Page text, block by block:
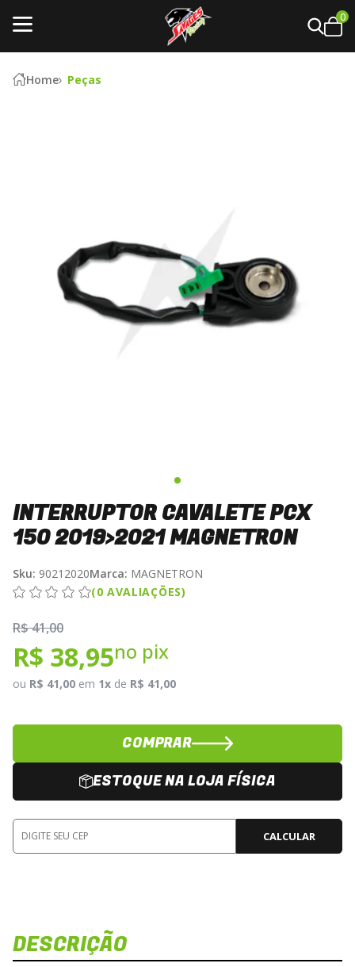
0
Home Peças
INTERRUPTOR CAVALETE PCX
150 2019>2021 MAGNETRON
Sku: 90212020Marca: MAGNETRON
(0 AVALIAÇÕES)
R$ 41,00
R$ 38,95no pix
ou R$ 41,00 em 1x de R$ 41,00
COMPRAR
ESTOQUE NA LOJA FÍSICA
CALCULAR
DESCRIÇÃO